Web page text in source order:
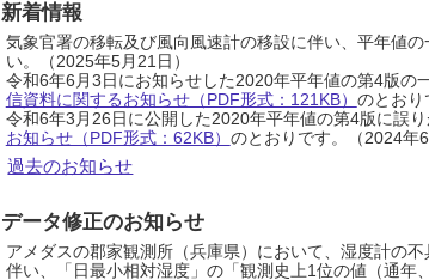
新着情報
気象官署の移転及び風向風速計の移設に伴い、平年値
い。（2025年5月21日）
令和6年6月3日にお知らせした2020年平年値の第4版の
信資料に関するお知らせ（PDF形式：121KB） のとおり
令和6年3月26日に公開した2020年平年値の第4版に誤
お知らせ（PDF形式：62KB） のとおりです。（2024年6
過去のお知らせ
データ修正のお知らせ
アメダスの郡家観測所（兵庫県）において、湿度計の
伴い、「日最小相対湿度」の「観測史上1位の値（通年